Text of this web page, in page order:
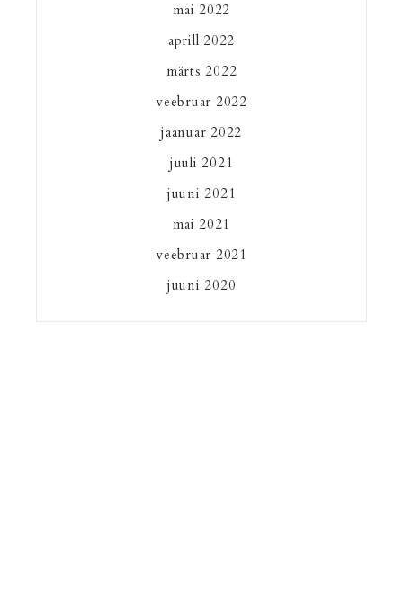
mai 2022
aprill 2022
märts 2022
veebruar 2022
jaanuar 2022
juuli 2021
juuni 2021
mai 2021
veebruar 2021
juuni 2020